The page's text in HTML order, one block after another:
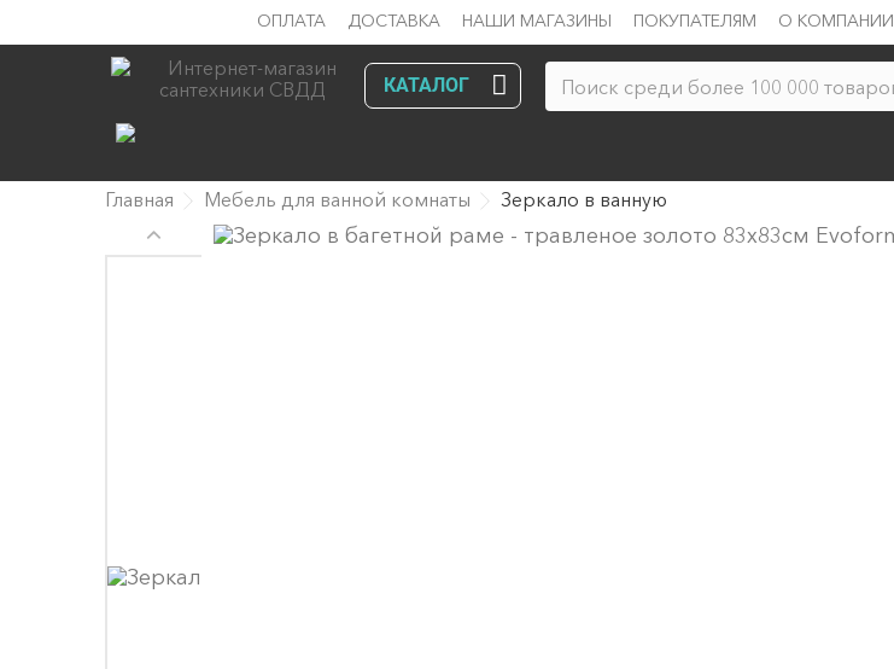
ОПЛАТА ДОСТАВКА НАШИ МАГАЗИНЫ ПОКУПАТЕЛЯМ О КОМПАНИИ
КАТАЛОГ
Главная Мебель для ванной комнаты Зеркало в ванную